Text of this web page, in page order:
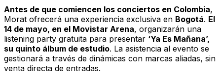
Antes de que comiencen los conciertos en Colombia,
Morat ofrecerá una experiencia exclusiva en Bogotá. El
14 de mayo, en el Movistar Arena, organizarán una
listening party gratuita para presentar ‘Ya Es Mañana’,
su quinto álbum de estudio. La asistencia al evento se
gestionará a través de dinámicas con marcas aliadas, sin
venta directa de entradas.